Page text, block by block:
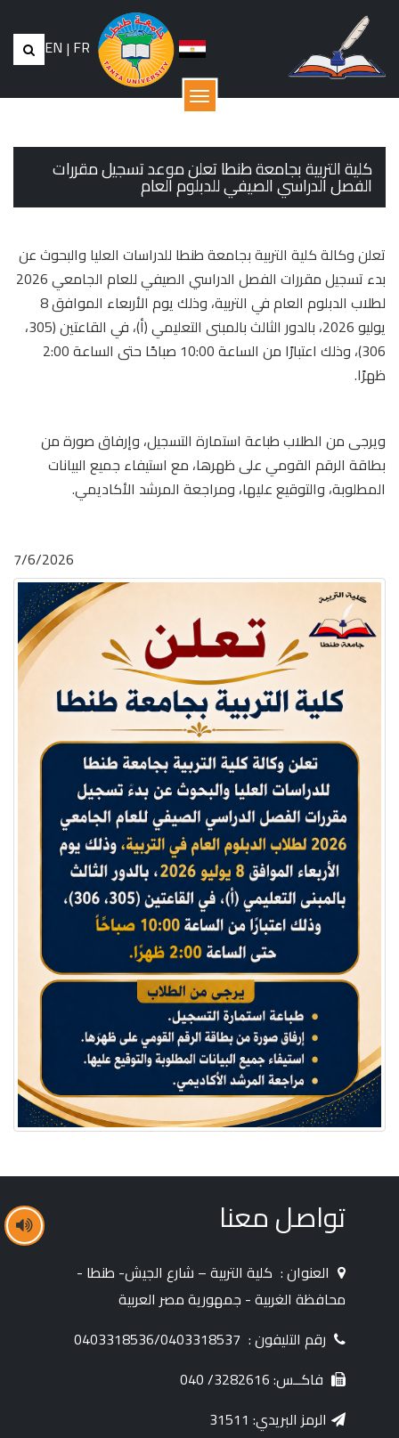
EN | FR
القائمة
كلية التربية بجامعة طنطا تعلن موعد تسجيل مقررات
الفصل الدراسي الصيفي للدبلوم العام
تعلن وكالة كلية التربية بجامعة طنطا للدراسات العليا والبحوث عن
بدء تسجيل مقررات الفصل الدراسي الصيفي للعام الجامعي 2026
لطلاب الدبلوم العام في التربية، وذلك يوم الأربعاء الموافق 8
يوليو 2026، بالدور الثالث بالمبنى التعليمي (أ)، في القاعتين (305،
306)، وذلك اعتبارًا من الساعة 10:00 صباحًا حتى الساعة 2:00
ظهرًا.
ويرجى من الطلاب طباعة استمارة التسجيل، وإرفاق صورة من
بطاقة الرقم القومي على ظهرها، مع استيفاء جميع البيانات
المطلوبة، والتوقيع عليها، ومراجعة المرشد الأكاديمي.
7/6/2026
تواصل معنا
العنوان : كلية التربية – شارع الجيش- طنطا -
محافظة الغربية - جمهورية مصر العربية
رقم التليفون : 0403318536/0403318537
فاكــس: 3282616/ 040
الرمز البريدي: 31511